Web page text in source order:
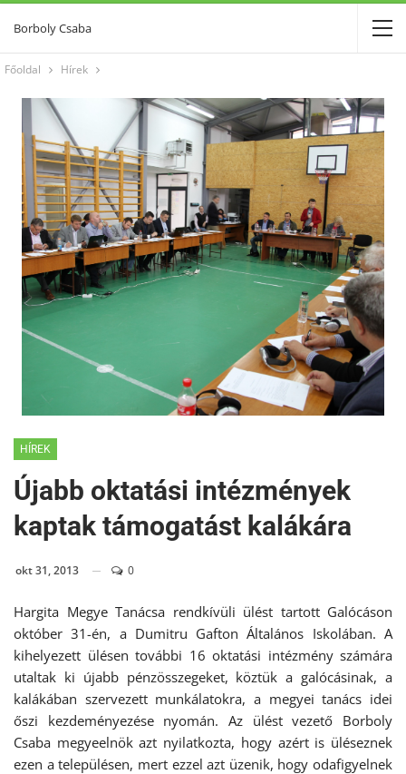
Borboly Csaba
Főoldal Hírek
HÍREK
Újabb oktatási intézmények
kaptak támogatást kalákára
okt 31, 2013 0
Hargita Megye Tanácsa rendkívüli ülést tartott Galócáson
október 31-én, a Dumitru Gafton Általános Iskolában. A
kihelyezett ülésen további 16 oktatási intézmény számára
utaltak ki újabb pénzösszegeket, köztük a galócásinak, a
kalákában szervezett munkálatokra, a megyei tanács idei
őszi kezdeményezése nyomán. Az ülést vezető Borboly
Csaba megyeelnök azt nyilatkozta, hogy azért is üléseznek
ezen a településen, mert ezzel azt üzenik, hogy odafigyelnek